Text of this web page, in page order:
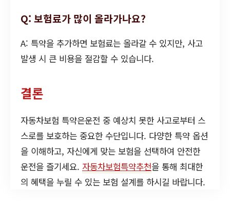
Q: 보험료가 많이 올라가나요?
A: 특약을 추가하면 보험료는 올라갈 수 있지만, 사고
발생 시 큰 비용을 절감할 수 있습니다.
결론
자동차보험 특약은운전 중 예상치 못한 사고로부터 스
스로를 보호하는 중요한 수단입니다. 다양한 특약 옵션
을 이해하고, 자신에게 맞는 보험을 선택하여 안전한
운전을 즐기세요. 자동차보험특약추천을 통해 최대한
의 혜택을 누릴 수 있는 보험 설계를 하시길 바랍니다.